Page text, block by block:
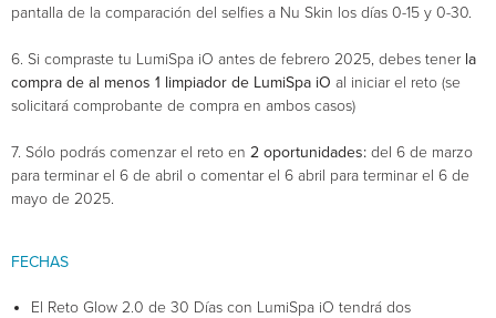
pantalla de la comparación del selfies a Nu Skin los días 0-15 y 0-30.
6. Si compraste tu LumiSpa iO antes de febrero 2025, debes tener la
compra de al menos 1 limpiador de LumiSpa iO al iniciar el reto (se
solicitará comprobante de compra en ambos casos)
7. Sólo podrás comenzar el reto en 2 oportunidades: del 6 de marzo
para terminar el 6 de abril o comentar el 6 abril para terminar el 6 de
mayo de 2025.
FECHAS
El Reto Glow 2.0 de 30 Días con LumiSpa iO tendrá dos